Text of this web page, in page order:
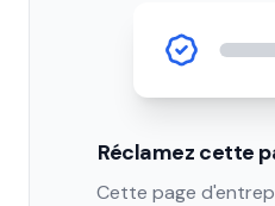
Réclamez cette
Cette page